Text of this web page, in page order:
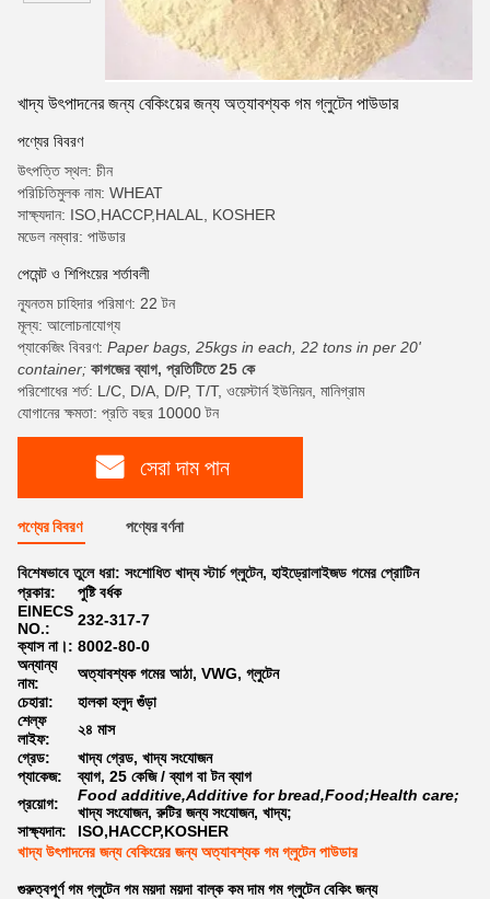
খাদ্য উৎপাদনের জন্য বেকিংয়ের জন্য অত্যাবশ্যক গম গ্লুটেন পাউডার
পণ্যের বিবরণ
উৎপত্তি স্থল: চীন
পরিচিতিমুলক নাম: WHEAT
সাক্ষ্যদান: ISO,HACCP,HALAL, KOSHER
মডেল নম্বার: পাউডার
পেমেন্ট ও শিপিংয়ের শর্তাবলী
ন্যূনতম চাহিদার পরিমাণ: 22 টন
মূল্য: আলোচনাযোগ্য
প্যাকেজিং বিবরণ: Paper bags, 25kgs in each, 22 tons in per 20'
container; কাগজের ব্যাগ, প্রতিটিতে 25 কে
পরিশোধের শর্ত: L/C, D/A, D/P, T/T, ওয়েস্টার্ন ইউনিয়ন, মানিগ্রাম
যোগানের ক্ষমতা: প্রতি বছর 10000 টন
সেরা দাম পান
পণ্যের বিবরণ পণ্যের বর্ণনা
বিশেষভাবে তুলে ধরা: সংশোধিত খাদ্য স্টার্চ গ্লুটেন, হাইড্রোলাইজড গমের প্রোটিন
প্রকার:
পুষ্টি বর্ধক
EINECS
NO.:
232-317-7
ক্যাস না।: 8002-80-0
অন্যান্য
নাম:
অত্যাবশ্যক গমের আঠা, VWG, গ্লুটেন
চেহারা:
হালকা হলুদ গুঁড়া
শেল্ফ
লাইফ:
২৪ মাস
গ্রেড:
খাদ্য গ্রেড, খাদ্য সংযোজন
প্যাকেজ:
ব্যাগ, 25 কেজি / ব্যাগ বা টন ব্যাগ
প্রয়োগ:
Food additive,Additive for bread,Food;Health care;
খাদ্য সংযোজন, রুটির জন্য সংযোজন, খাদ্য;
সাক্ষ্যদান:
ISO,HACCP,KOSHER
খাদ্য উৎপাদনের জন্য বেকিংয়ের জন্য অত্যাবশ্যক গম গ্লুটেন পাউডার
গুরুত্বপূর্ণ গম গ্লুটেন গম ময়দা ময়দা বাল্ক কম দাম গম গ্লুটেন বেকিং জন্য